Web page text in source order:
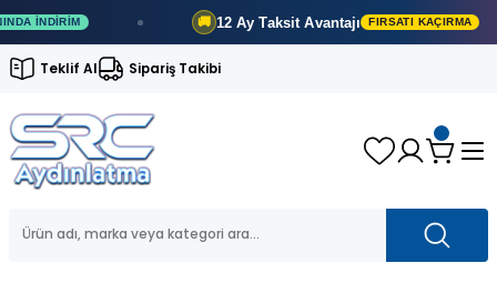
12 AyTaksit Avantajı FIRSATI KAÇIRMA
Teklif Al Sipariş Takibi